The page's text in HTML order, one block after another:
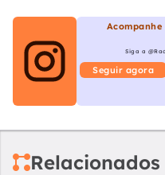
Acompanhe
Siga a
Seguir agora
Relacionados